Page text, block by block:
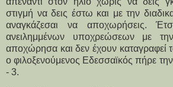
στιγμή να δεις έστω και με την
αναγκάζεσαι να αποχωρήσεις.
ανειλημμένων υποχρεώσεων με
αποχώρησα και δεν έχουν καταγραφεί
ο φιλοξενούμενος Εδεσσαϊκός πήρε
- 3.